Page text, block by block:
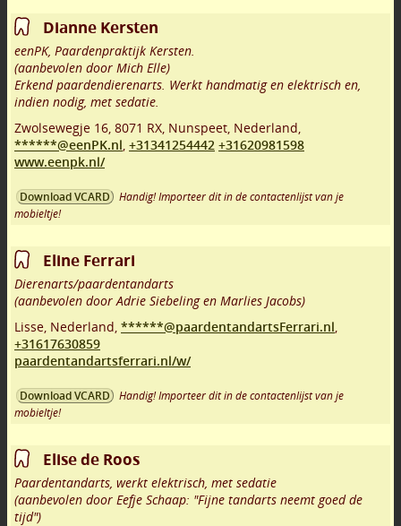
Dianne Kersten
eenPK, Paardenpraktijk Kersten.
(aanbevolen door Mich Elle)
Erkend paardendierenarts. Werkt handmatig en elektrisch en,
indien nodig, met sedatie.
Zwolsewegje 16 8071 RX Nunspeet Nederland,
******@eenPK.nl +31341254442 +31620981598
www.eenpk.nl/
Download VCARD
Handig! Importeer dit in de contactenlijst van je
mobieltje!
Eline Ferrari
Dierenarts/paardentandarts
(aanbevolen door Adrie Siebeling en Marlies Jacobs)
Lisse Nederland, ******@paardentandartsFerrari.nl
+31617630859
paardentandartsferrari.nl/w/
Download VCARD
Handig! Importeer dit in de contactenlijst van je
mobieltje!
Elise de Roos
Paardentandarts, werkt elektrisch, met sedatie
(aanbevolen door Eefje Schaap: "Fijne tandarts neemt goed de
tijd")